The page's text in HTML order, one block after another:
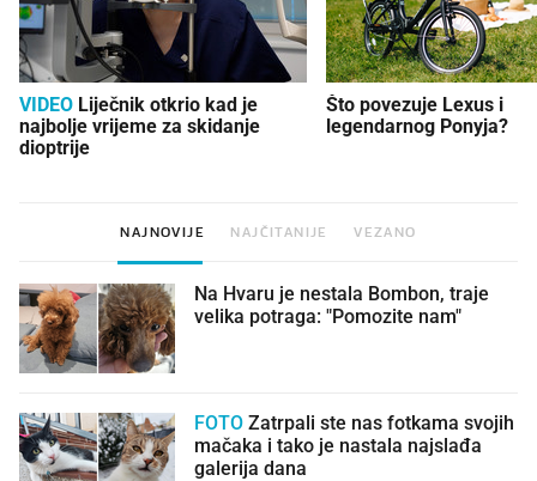
VIDEO
najbolje vrijeme za skidanje
dioptrije
Što povezuje Lexus i
legendarnog Ponyja?
NAJNOVIJE NAJČITANIJE VEZANO
Na Hvaru je nestala Bombon, traje
velika potraga: "Pomozite nam"
FOTO
mačaka i tako je nastala najslađa
galerija dana